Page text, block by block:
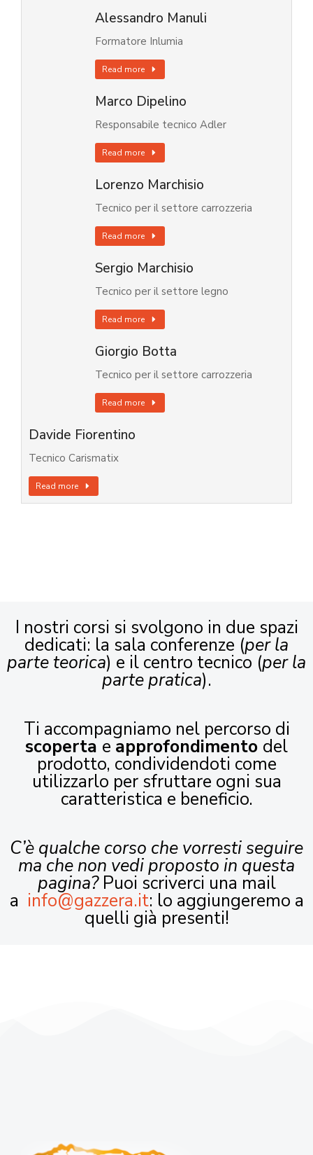
Alessandro Manuli
Formatore Inlumia
Read more
Marco Dipelino
Responsabile tecnico Adler
Read more
Lorenzo Marchisio
Tecnico per il settore carrozzeria
Read more
Sergio Marchisio
Tecnico per il settore legno
Read more
Giorgio Botta
Tecnico per il settore carrozzeria
Read more
Davide Fiorentino
Tecnico Carismatix
Read more
I nostri corsi si svolgono in due spazi
dedicati: la sala conferenze (per la
parte teorica) e il centro tecnico (per la
parte pratica).
Ti accompagniamo nel percorso di
scoperta e approfondimento del
prodotto, condividendoti come
utilizzarlo per sfruttare ogni sua
caratteristica e beneficio.
C’è qualche corso che vorresti seguire
ma che non vedi proposto in questa
pagina?Puoi scriverci una mail
a info@gazzera.it: lo aggiungeremo a
quelli già presenti!